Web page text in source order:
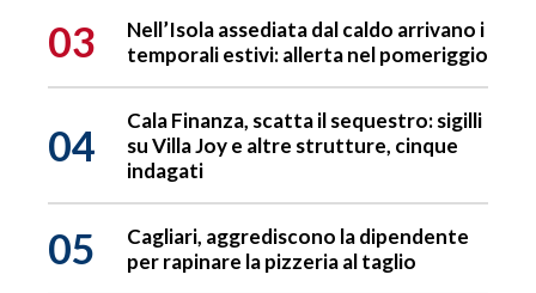
03
Nell’Isola assediata dal caldo arrivano i
temporali estivi: allerta nel pomeriggio
04
Cala Finanza, scatta il sequestro: sigilli
su Villa Joy e altre strutture, cinque
indagati
05
Cagliari, aggrediscono la dipendente
per rapinare la pizzeria al taglio